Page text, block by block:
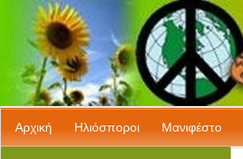
Αρχική Ηλιόσποροι Μανιφέστο